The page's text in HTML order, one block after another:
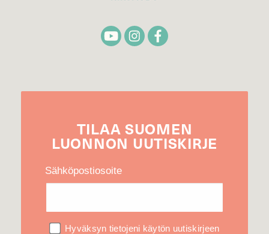
TILAA SUOMEN
LUONNON UUTIS­KIRJE
Sähköpostiosoite
Hyväksyn tietojeni käytön uutiskirjeen